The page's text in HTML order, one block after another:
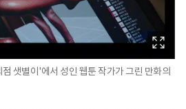
샛별이'에서 성인 웹툰 작가가 그린 만화의